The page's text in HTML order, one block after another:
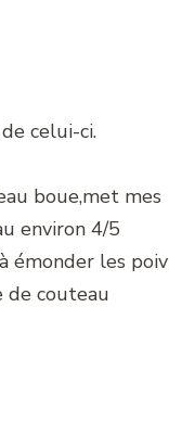
celui-ci.
boue,met mes
environ 4/5
émonder les
de couteau